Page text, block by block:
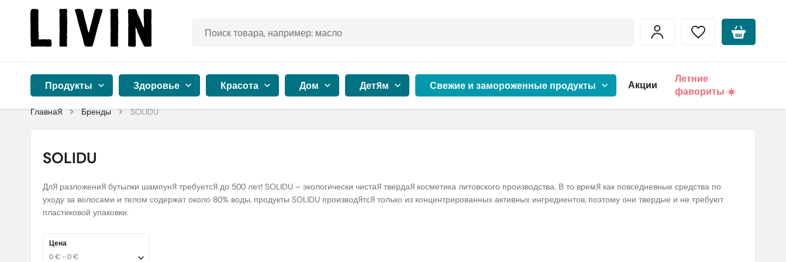
Продукты Здоровье Красота Дом Детям Свежие и замороженные продукты Акции
Летние
фавориты ☀️
Главная Бренды SOLIDU
SOLIDU
Для разложения бутылки шампуня требуется до 500 лет! SOLIDU – экологически чистая твердая косметика литовского производства. В то время как повседневные средства по
уходу за волосами и телом содержат около 80% воды, продукты SOLIDU производятся только из концентрированных активных ингредиентов, поэтому они твердые и не требуют
пластиковой упаковки.
Цена
0 € - 0 €